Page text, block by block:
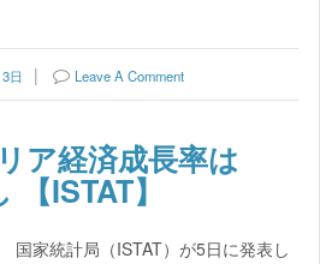
日 Leave A Comment
ア経済成長率は
ISTAT】
国家統計局（ISTAT）が5日に発表し